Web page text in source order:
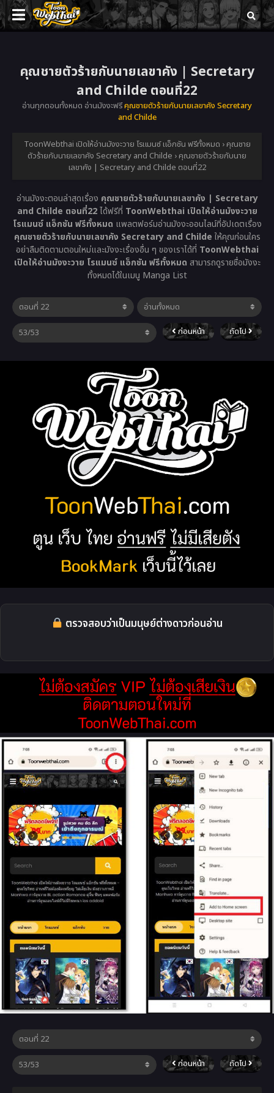
คุณชายตัวร้ายกับนายเลขาคัง | Secretary
and Childe ตอนที่22
อ่านทุกตอนทั้งหมด อ่านมังงะฟรีคุณชายตัวร้ายกับนายเลขาคัง Secretary
and Childe
ToonWebthai เปิดให้อ่านมังงะวาย โรแมนซ์ แอ็กชัน ฟรีทั้งหมด › คุณชาย
ตัวร้ายกับนายเลขาคัง Secretary and Childe › คุณชายตัวร้ายกับนาย
เลขาคัง | Secretary and Childe ตอนที่22
อ่านมังงะตอนล่าสุดเรื่อง คุณชายตัวร้ายกับนายเลขาคัง | Secretary
and Childe ตอนที่22ได้ฟรีที่ ToonWebthai เปิดให้อ่านมังงะวาย
โรแมนซ์ แอ็กชัน ฟรีทั้งหมด แพลตฟอร์มอ่านมังงะออนไลน์ที่อัปเดตเรื่อง
คุณชายตัวร้ายกับนายเลขาคัง Secretary and Childe ให้คุณก่อนใคร
อย่าลืมติดตามตอนใหม่และมังงะเรื่องอื่น ๆ ของเราได้ที่ ToonWebthai
เปิดให้อ่านมังงะวาย โรแมนซ์ แอ็กชัน ฟรีทั้งหมด สามารถดูรายชื่อมังงะ
ทั้งหมดได้ในเมนู Manga List
ก่อนหน้า ถัดไป
ตรวจสอบว่าเป็นมนุษย์ต่างดาวก่อนอ่าน
ก่อนหน้า ถัดไป